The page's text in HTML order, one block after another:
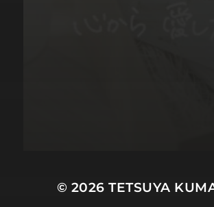
© 2026TETSUYA